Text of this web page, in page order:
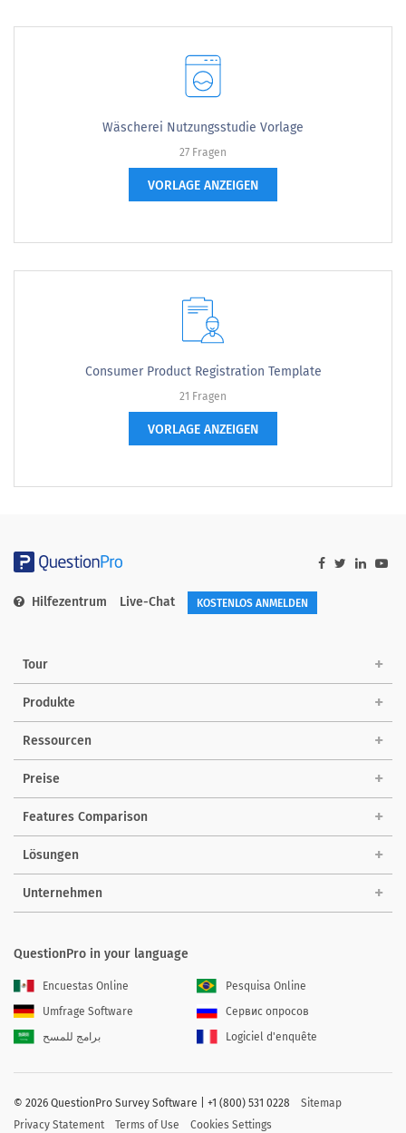
Wäscherei Nutzungsstudie Vorlage
27 Fragen
VORLAGE ANZEIGEN
Consumer Product Registration Template
21 Fragen
VORLAGE ANZEIGEN
Hilfezentrum Live-Chat KOSTENLOS ANMELDEN
Tour
Produkte
Ressourcen
Preise
Features Comparison
Lösungen
Unternehmen
QuestionPro in your language
Encuestas Online
Pesquisa Online
Umfrage Software
Сервис опросов
برامج للمسح
Logiciel d'enquête
© 2026 QuestionPro Survey Software | +1 (800) 531 0228
Sitemap
Privacy Statement
Terms of Use Cookies Settings